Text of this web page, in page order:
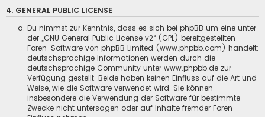
4. GENERAL PUBLIC LICENSE
Du nimmst zur Kenntnis, dass es sich bei phpBB um eine unter
der „GNU General Public License v2“ (GPL) bereitgestellten
Foren-Software von phpBB Limited (www.phpbb.com) handelt;
deutschsprachige Informationen werden durch die
deutschsprachige Community unter www.phpbb.de zur
Verfügung gestellt. Beide haben keinen Einfluss auf die Art und
Weise, wie die Software verwendet wird. Sie können
insbesondere die Verwendung der Software für bestimmte
Zwecke nicht untersagen oder auf Inhalte fremder Foren